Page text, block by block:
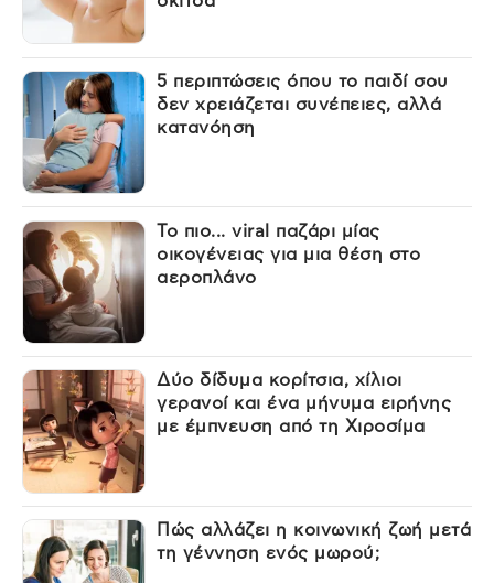
5 περιπτώσεις όπου το παιδί σου
δεν χρειάζεται συνέπειες, αλλά
κατανόηση
Το πιο... viral παζάρι μίας
οικογένειας για μια θέση στο
αεροπλάνο
Δύο δίδυμα κορίτσια, χίλιοι
γερανοί και ένα μήνυμα ειρήνης
με έμπνευση από τη Χιροσίμα
Πώς αλλάζει η κοινωνική ζωή μετά
τη γέννηση ενός μωρού;